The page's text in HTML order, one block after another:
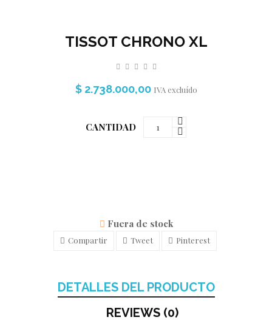
TISSOT CHRONO XL
$ 2.738.000,00 IVA excluído
CANTIDAD
Fuera de stock
Compartir Tweet Pinterest
DETALLES DEL PRODUCTO
REVIEWS (0)